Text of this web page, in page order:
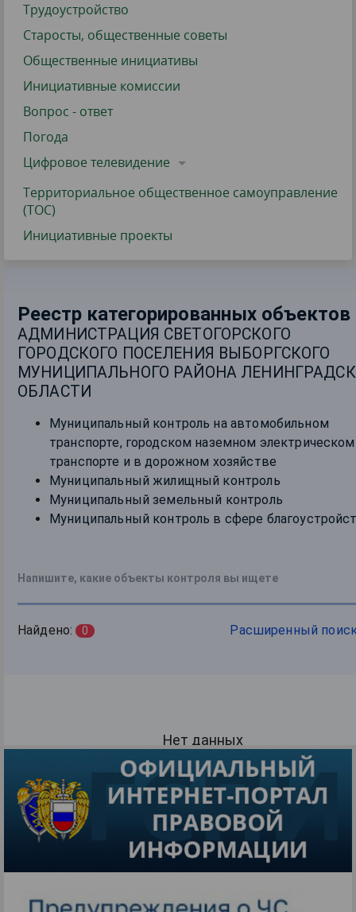
Трудоустройство
Старосты, общественные советы
Общественные инициативы
Инициативные комиссии
Вопрос - ответ
Погода
Цифровое телевидение
Территориальное общественное самоуправление
(ТОС)
Инициативные проекты